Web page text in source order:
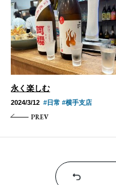
永く楽しむ
2024/3/12 #日常 #横手支店
PREV